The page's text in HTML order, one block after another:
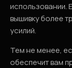
использовании.
вышивку более
усилий.
Тем не менее,
обеспечит вам